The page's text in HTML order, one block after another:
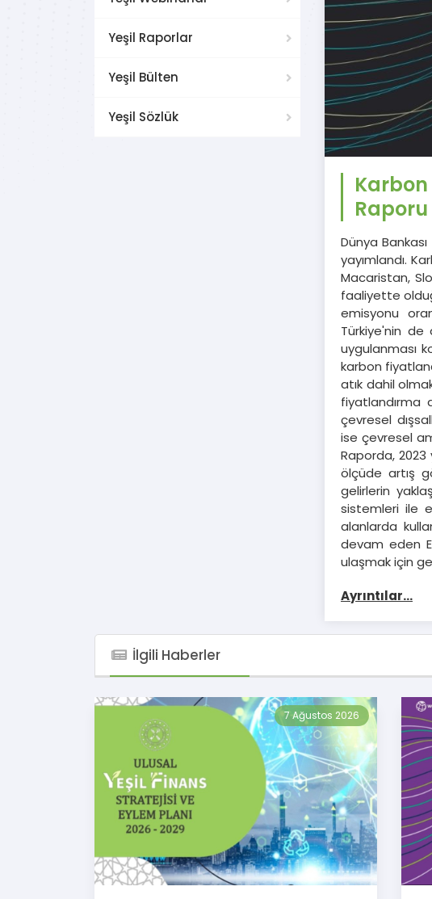
Yeşil Raporlar
Yeşil Bülten
Yeşil Sözlük
Dünya
yayımlandı.
Macaristan,
faaliyette
emisyonu
Türkiye'nin de
uygulanması
karbon
atık dahil
fiyatlandırma
çevresel
ise çevresel
Raporda, 2023
ölçüde artış
gelirlerin
sistemleri ile
alanlarda
devam eden
ulaşmak için
Ayrıntılar...
İlgili Haberler
7 Ağustos 2026